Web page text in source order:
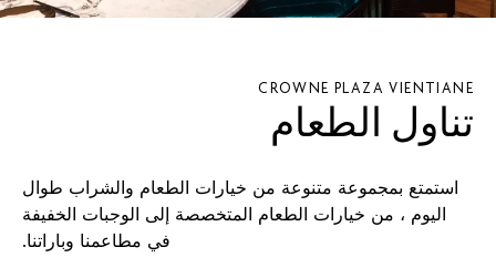
CROWNE PLAZA VIENTIANE
تناول الطعام
استمتع بمجموعة متنوعة من خيارات الطعام والشراب طوال
اليوم ، من خيارات الطعام المتخصصة إلى الوجبات الخفيفة
في مطاعمنا وباراتنا.